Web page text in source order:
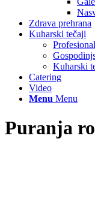
Zdrava prehrana
Kuharski tečaji
Kuharski
Catering
Video
Menu Menu
Puranja